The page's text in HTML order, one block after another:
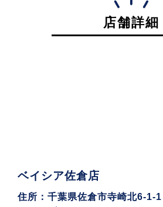
店舗詳細
ベイシア佐倉店
住所：千葉県佐倉市寺崎北6-1-1